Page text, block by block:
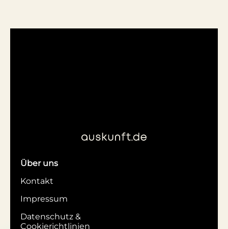
Über uns
Kontakt
Impressum
Datenschutz &
Cookierichtlinien